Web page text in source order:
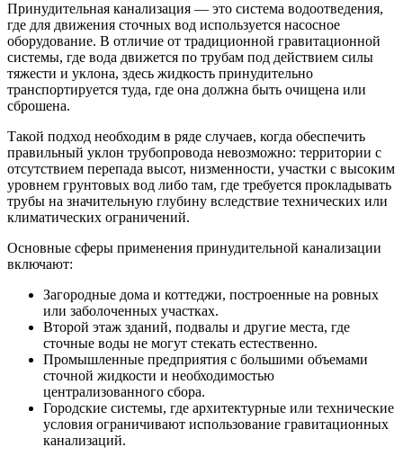
Принудительная канализация — это система водоотведения,
где для движения сточных вод используется насосное
оборудование. В отличие от традиционной гравитационной
системы, где вода движется по трубам под действием силы
тяжести и уклона, здесь жидкость принудительно
транспортируется туда, где она должна быть очищена или
сброшена.
Такой подход необходим в ряде случаев, когда обеспечить
правильный уклон трубопровода невозможно: территории с
отсутствием перепада высот, низменности, участки с высоким
уровнем грунтовых вод либо там, где требуется прокладывать
трубы на значительную глубину вследствие технических или
климатических ограничений.
Основные сферы применения принудительной канализации
включают:
Загородные дома и коттеджи, построенные на ровных
или заболоченных участках.
Второй этаж зданий, подвалы и другие места, где
сточные воды не могут стекать естественно.
Промышленные предприятия с большими объемами
сточной жидкости и необходимостью
централизованного сбора.
Городские системы, где архитектурные или технические
условия ограничивают использование гравитационных
канализаций.